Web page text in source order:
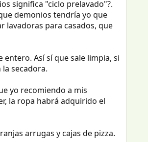
significa "ciclo prelavado"?.
demonios tendría yo que
lavadoras para casados, que
Así sí que sale limpia, si
secadora.
yo recomiendo a mis
la ropa habrá adquirido el
arrugas y cajas de pizza.